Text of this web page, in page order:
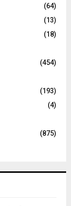
(64)
(13)
(18)
(454)
(193)
(4)
(875)